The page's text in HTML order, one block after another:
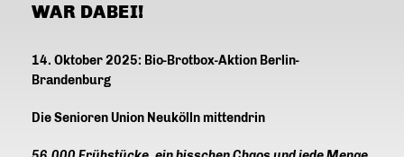
WAR DABEI!
14. Oktober 2025: Bio-Brotbox-Aktion Berlin-
Brandenburg
Die Senioren Union Neukölln mittendrin